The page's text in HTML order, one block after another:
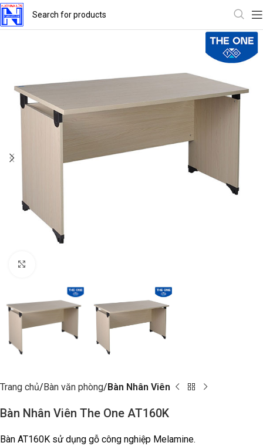
Trang chủ Bàn văn phòng Bàn Nhân Viên
Bàn Nhân Viên The One AT160K
Bàn AT160K sử dụng gỗ công nghiệp Melamine.